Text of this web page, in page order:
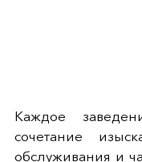
Каждое
сочетание
обслуживания и